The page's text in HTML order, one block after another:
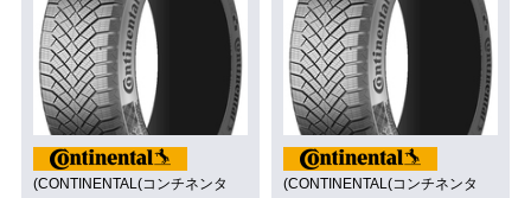
(CONTINENTAL(コンチネンタ
(CONTINENTAL(コンチネンタ